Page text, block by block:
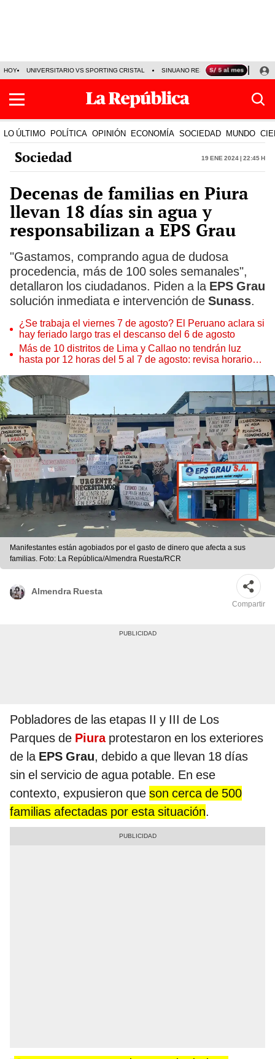
HOY UNIVERSITARIO VS SPORTING CRISTAL SINUANO RESULTADOS HOY
LO ÚLTIMO POLÍTICA OPINIÓN ECONOMÍA SOCIEDAD MUNDO
Sociedad 19 Ene 2024 | 22:45 h
Decenas de familias en Piura
llevan 18 días sin agua y
responsabilizan a EPS Grau
"Gastamos, comprando agua de dudosa
procedencia, más de 100 soles semanales",
detallaron los ciudadanos. Piden a la EPS Grau
solución inmediata e intervención de Sunass.
¿Se trabaja el viernes 7 de agosto? El Peruano aclara si
hay feriado largo tras el descanso del 6 de agosto
Más de 10 distritos de Lima y Callao no tendrán luz
hasta por 12 horas del 5 al 7 de agosto: revisa horarios y
Manifestantes están agobiados por el gasto de dinero que afecta a sus
familias. Foto: La República/Almendra Ruesta/RCR
Almendra Ruesta
Compartir
Pobladores de las etapas II y III de Los
Parques de Piura protestaron en los exteriores
de laEPS Grau, debido a que llevan 18 días
sin el servicio de agua potable. En ese
contexto, expusieron que son cerca de 500
familias afectadas por esta situación.